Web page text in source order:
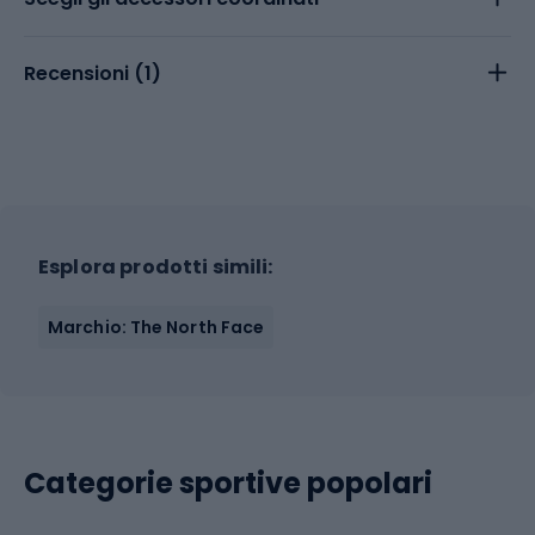
Recensioni (1)
Esplora prodotti simili:
Marchio: The North Face
Categorie sportive popolari